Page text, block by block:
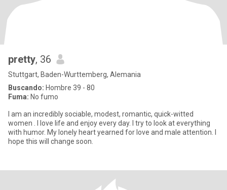
pretty, 36
Stuttgart, Baden-Wurttemberg, Alemania
Buscando: Hombre 39 - 80
Fuma: No fumo
I am an incredibly sociable, modest, romantic, quick-witted
women . I love life and enjoy every day. I try to look at everything
with humor. My lonely heart yearned for love and male attention. I
hope this will change soon.